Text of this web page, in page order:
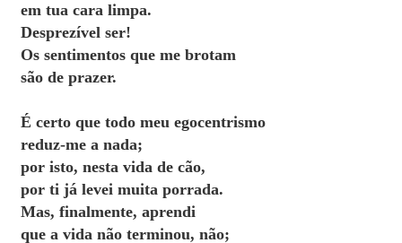
em tua cara limpa.
Desprezível ser!
Os sentimentos que me brotam
são de prazer.
É certo que todo meu egocentrismo
reduz-me a nada;
por isto, nesta vida de cão,
por ti já levei muita porrada.
Mas, finalmente, aprendi
que a vida não terminou, não;